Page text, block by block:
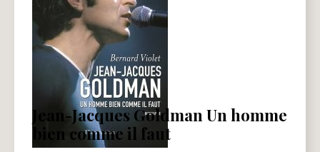
Jean-Jacques Goldman Un homme
bien comme il faut